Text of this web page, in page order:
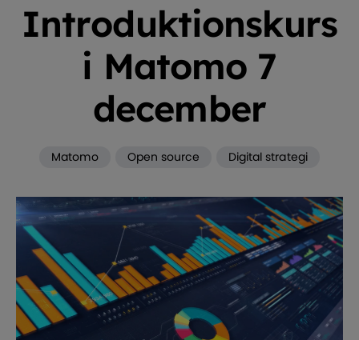
Introduktionskurs
i Matomo 7
december
Matomo Open source Digital strategi